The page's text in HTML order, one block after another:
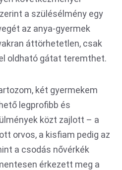
a szülésélmény egy
az anya-gyermek
áttörhetetlen, csak
oldható gátat teremthet.
két gyermekem
legprofibb és
közt zajlott – a
orvos, a kisfiam pedig az
a csodás nővérkék
érkezett meg a